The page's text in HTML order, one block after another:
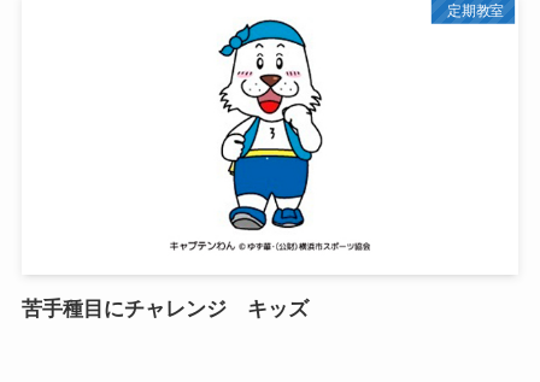
定期教室
苦手種目にチャレンジ キッズ